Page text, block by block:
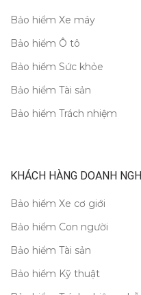
Bảo hiểm Xe máy
Bảo hiểm Ô tô
Bảo hiểm Sức khỏe
Bảo hiểm Tài sản
Bảo hiểm Trách nhiệm
KHÁCH HÀNG DOANH
Bảo hiểm Xe cơ giới
Bảo hiểm Con người
Bảo hiểm Tài sản
Bảo hiểm Kỹ thuật